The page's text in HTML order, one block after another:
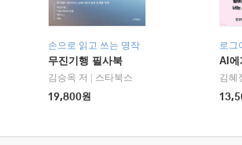
손으로 읽고 쓰는 명작
무진기행 필사북
김승옥 저
스타북스
19,800원
로그
AI에
김혜